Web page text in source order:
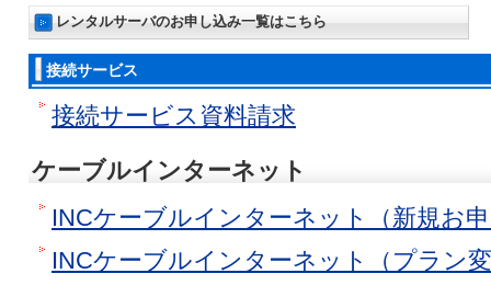
レンタルサーバのお申し込み一覧はこちら
接続サービス
接続サービス資料請求
ケーブルインターネット
INCケーブルインターネット（新規お
INCケーブルインターネット（プラン